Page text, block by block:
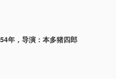
年，导演：本多猪四郎